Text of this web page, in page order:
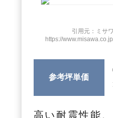
引用元：ミサ
https://
参考坪単価
高い耐震性能